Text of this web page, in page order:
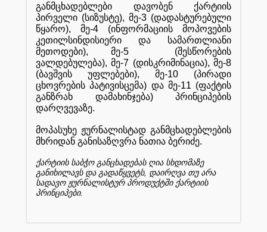
განმცხადებლები დავობენ
ქარტიის
პირველი (სიზუსტე), მე-3 (დადასტურებული
წყარო), მე-4 (ინფორმაციის
მოპოვების
კეთილსინდისიერი
და
სამართლიანი
მეთოდები), მე-5 (შესწორების
ვალდებულება), მე-7 (დისკრიმინაცია), მე-8
(ბავშვის უფლებები), მე-10 (პირადი
ცხოვრების პატივისცემა) და მე-11 (ფაქტის
განზრახ
დამახინჯება)
პრინციპების
დარღვევაზე.
მოპასუხე ჟურნალისტად განმცხადებლების
მხრიდან განისაზღვრა ნათია ბერიძე.
ქარტიის საბჭო განცხადებას ღია სხდომაზე
განიხილავს და გადაწყვეტს, დაირღვა თუ არა
სადავო ჟურნალისტურ პროდუქტში ქარტიის
პრინციპები.